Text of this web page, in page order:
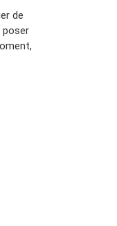
de
poser